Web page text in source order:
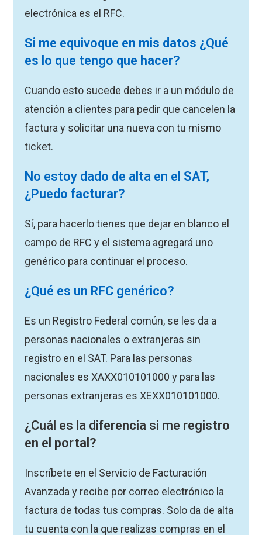
electrónica es el RFC.
Si me equivoque en mis datos ¿Qué
es lo que tengo que hacer?
Cuando esto sucede debes ir a un módulo de
atención a clientes para pedir que cancelen la
factura y solicitar una nueva con tu mismo
ticket.
No estoy dado de alta en el SAT,
¿Puedo facturar?
Sí, para hacerlo tienes que dejar en blanco el
campo de RFC y el sistema agregará uno
genérico para continuar el proceso.
¿Qué es un RFC genérico?
Es un Registro Federal común, se les da a
personas nacionales o extranjeras sin
registro en el SAT. Para las personas
nacionales es XAXX010101000 y para las
personas extranjeras es XEXX010101000.
¿Cuál es la diferencia si me registro
en el portal?
Inscríbete en el Servicio de Facturación
Avanzada y recibe por correo electrónico la
factura de todas tus compras. Solo da de alta
tu cuenta con la que realizas compras en el